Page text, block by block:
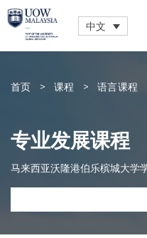
首页 > 课程 > 语言课程
专业发展课程
马来西亚沃隆港伯乐槟城大学
中文